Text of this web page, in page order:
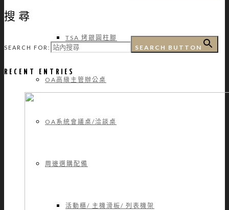
TSA 烤銀圓柱腳
OA高級主管辦公桌
OA系統會議桌/洽談桌
周邊選購配備
活動櫃/ 主機滑板/ 列表機架
搜尋
SEARCH FOR: SEARCH BUTTON
RECENT ENTRIES